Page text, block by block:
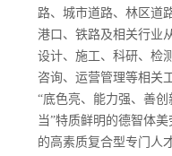
路、城市道路、林区道
港口、铁路及相关行业
设计、施工、科研、检
咨询、运营管理等相关
“底色亮、能力强、善创
当”特质鲜明的德智体
的高素质复合型专门人